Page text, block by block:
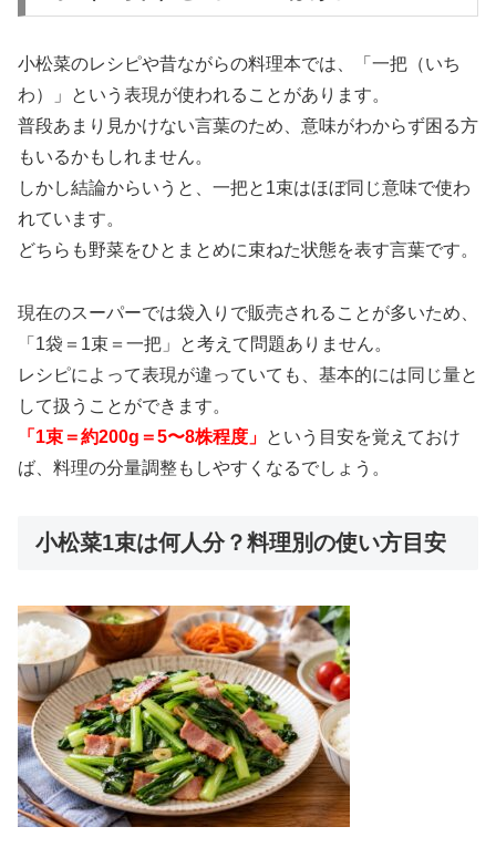
小松菜のレシピや昔ながらの料理本では、「一把（いち
わ）」という表現が使われることがあります。
普段あまり見かけない言葉のため、意味がわからず困る方
もいるかもしれません。
しかし結論からいうと、一把と1束はほぼ同じ意味で使わ
れています。
どちらも野菜をひとまとめに束ねた状態を表す言葉です。
現在のスーパーでは袋入りで販売されることが多いため、
「1袋＝1束＝一把」と考えて問題ありません。
レシピによって表現が違っていても、基本的には同じ量と
して扱うことができます。
「1束＝約200g＝5〜8株程度」 という目安を覚えておけ
ば、料理の分量調整もしやすくなるでしょう。
小松菜1束は何人分？料理別の使い方目安